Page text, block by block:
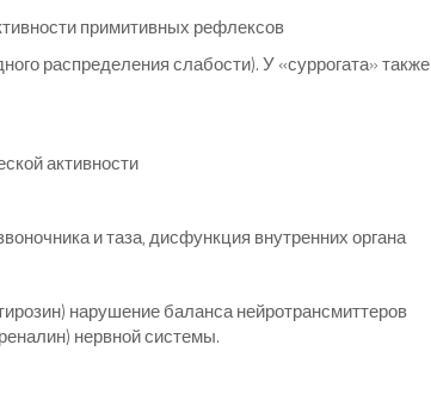
примитивных рефлексов
распределения слабости). У «суррогата» также
активности
и таза, дисфункция внутренних органа
нарушение баланса нейротрансмиттеров
нервной системы.